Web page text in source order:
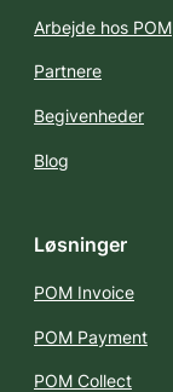
Arbejde hos POM
Partnere
Begivenheder
Blog
Løsninger
POM Invoice
POM Payment
POM Collect